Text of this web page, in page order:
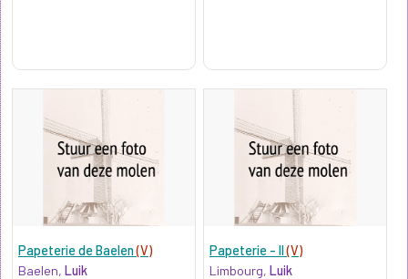
Papeterie de Baelen(V)
Baelen, Luik
Papeterie - II(V)
Limbourg,Luik